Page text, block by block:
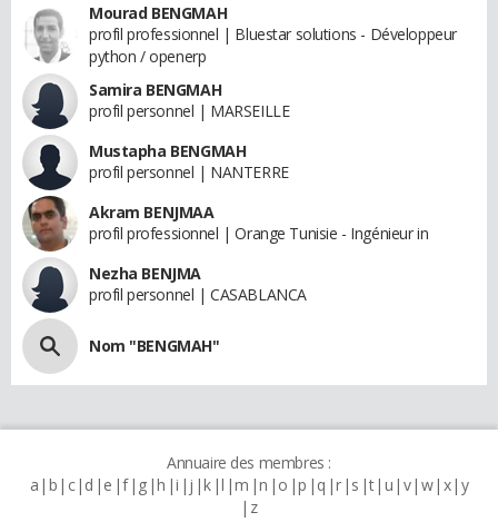
Mourad BENGMAH
profil professionnel | Bluestar solutions - Développeur
python / openerp
Samira BENGMAH
profil personnel | MARSEILLE
Mustapha BENGMAH
profil personnel | NANTERRE
Akram BENJMAA
profil professionnel | Orange Tunisie - Ingénieur in
Nezha BENJMA
profil personnel | CASABLANCA
Nom "BENGMAH"
Annuaire des membres :
a b c d e f g h i j k l m n o p q r s t u v w x y
z